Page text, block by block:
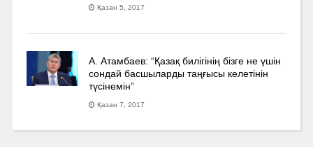
Қазан 5, 2017
А. Атамбаев: “Қазақ билігінің бізге не үшін
сондай басшыларды таңғысы келетінін
түсінемін”
Қазан 7, 2017